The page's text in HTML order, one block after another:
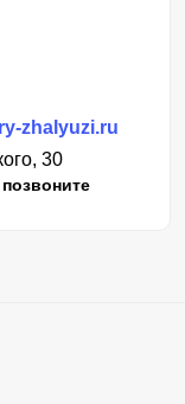
zhalyuzi.ru
30